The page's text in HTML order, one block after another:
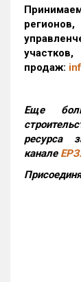
продаж:
Еще
ресурса
канале